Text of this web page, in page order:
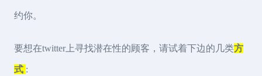
约你。
要想在twitter上寻找潜在性的顾客，请试着下边的几类方
式 :